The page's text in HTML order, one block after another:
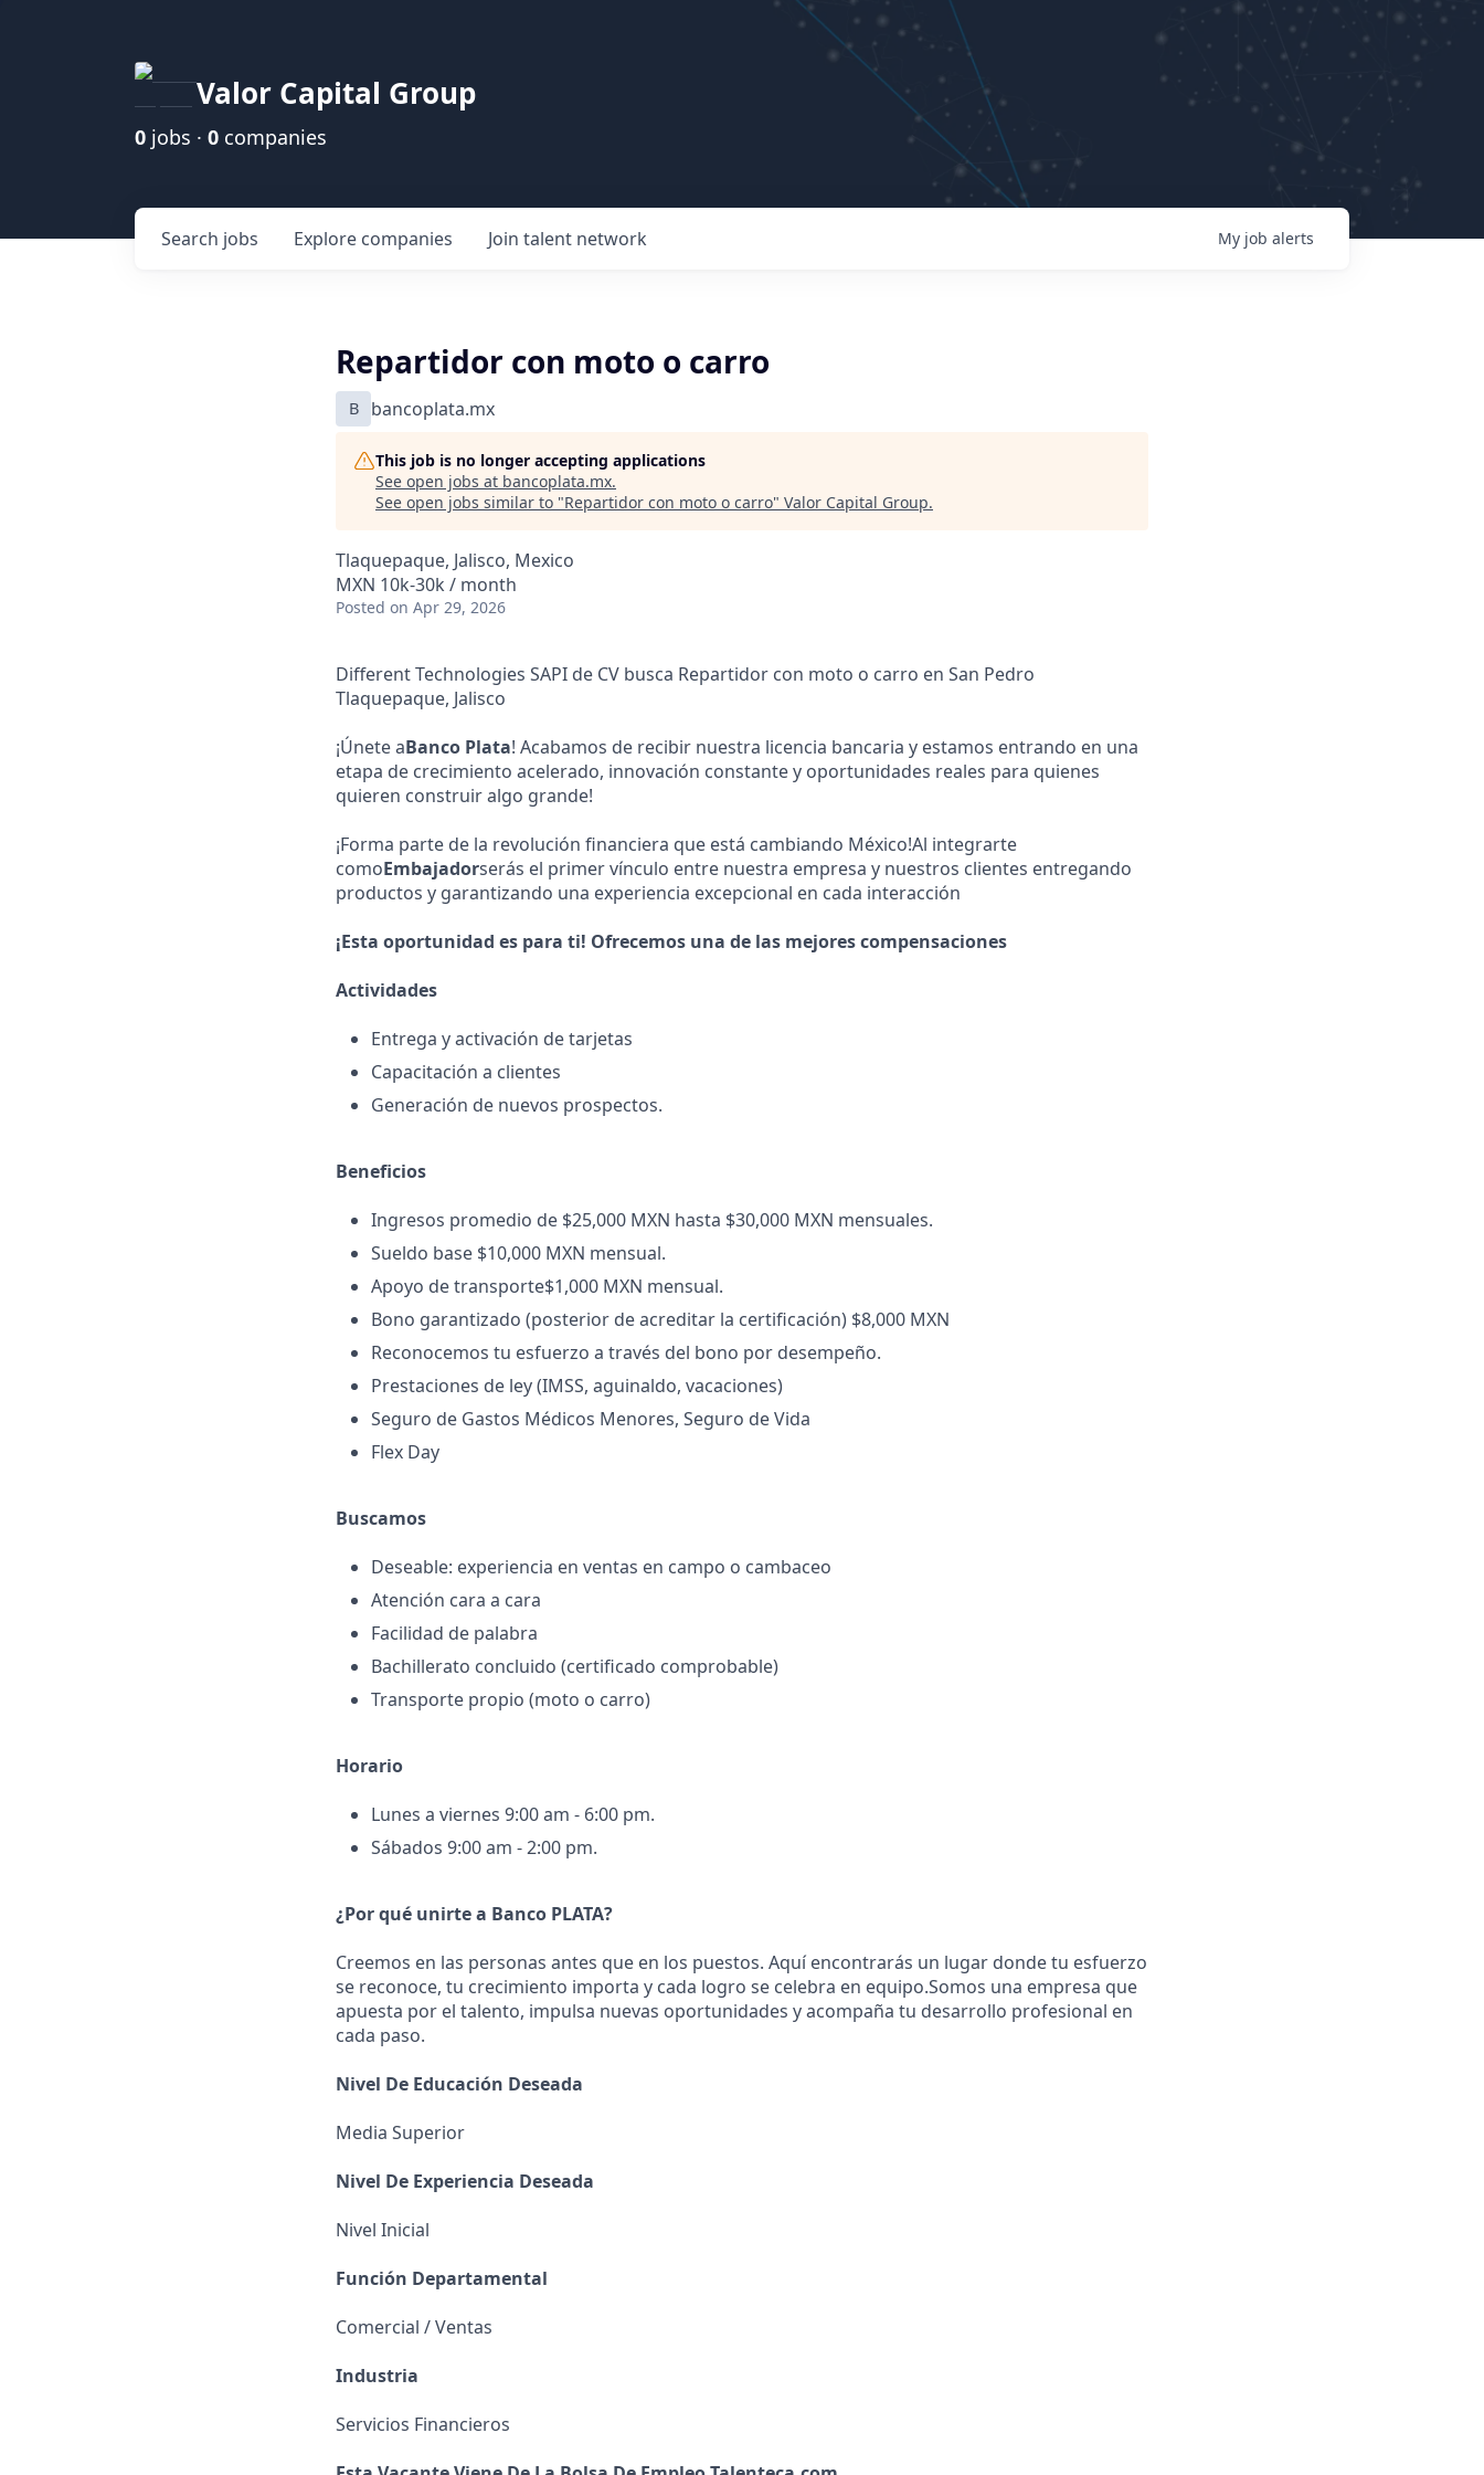
Valor Capital Group
0 jobs · 0 companies
Search jobs Explore companies Join talent network My job alerts
Repartidor con moto o carro
B bancoplata.mx
This job is no longer accepting applications
See open jobs at bancoplata.mx.
See open jobs similar to "Repartidor con moto o carro" Valor Capital Group.
Tlaquepaque, Jalisco, Mexico
MXN 10k-30k / month
Posted on Apr 29, 2026
Different Technologies SAPI de CV busca Repartidor con moto o carro en San Pedro
Tlaquepaque, Jalisco
¡Únete aBanco Plata! Acabamos de recibir nuestra licencia bancaria y estamos entrando en una
etapa de crecimiento acelerado, innovación constante y oportunidades reales para quienes
quieren construir algo grande!
¡Forma parte de la revolución financiera que está cambiando México!Al integrarte
comoEmbajadorserás el primer vínculo entre nuestra empresa y nuestros clientes entregando
productos y garantizando una experiencia excepcional en cada interacción
¡Esta oportunidad es para ti! Ofrecemos una de las mejores compensaciones
Actividades
Entrega y activación de tarjetas
Capacitación a clientes
Generación de nuevos prospectos.
Beneficios
Ingresos promedio de $25,000 MXN hasta $30,000 MXN mensuales.
Sueldo base $10,000 MXN mensual.
Apoyo de transporte$1,000 MXN mensual.
Bono garantizado (posterior de acreditar la certificación) $8,000 MXN
Reconocemos tu esfuerzo a través del bono por desempeño.
Prestaciones de ley (IMSS, aguinaldo, vacaciones)
Seguro de Gastos Médicos Menores, Seguro de Vida
Flex Day
Buscamos
Deseable: experiencia en ventas en campo o cambaceo
Atención cara a cara
Facilidad de palabra
Bachillerato concluido (certificado comprobable)
Transporte propio (moto o carro)
Horario
Lunes a viernes 9:00 am - 6:00 pm.
Sábados 9:00 am - 2:00 pm.
¿Por qué unirte a Banco PLATA?
Creemos en las personas antes que en los puestos. Aquí encontrarás un lugar donde tu esfuerzo
se reconoce, tu crecimiento importa y cada logro se celebra en equipo.Somos una empresa que
apuesta por el talento, impulsa nuevas oportunidades y acompaña tu desarrollo profesional en
cada paso.
Nivel De Educación Deseada
Media Superior
Nivel De Experiencia Deseada
Nivel Inicial
Función Departamental
Comercial / Ventas
Industria
Servicios Financieros